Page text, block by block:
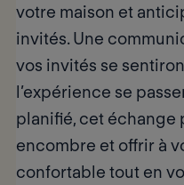
votre maison et
invités.Une
vos invités se
l’expérience se
planifié, cet échange
encombre et offrir à
confortable tout en